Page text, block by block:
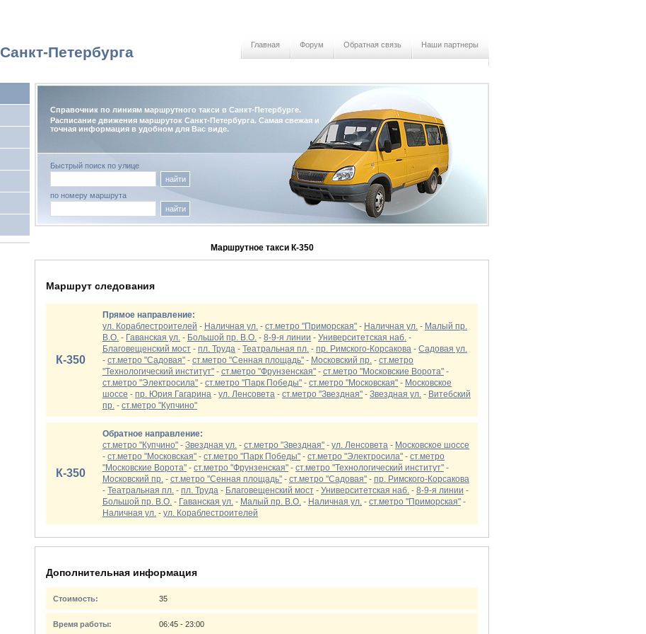
Санкт-Петербурга Главная Форум Обратная связь Наши партнеры
Справочник по линиям маршрутного такси в Санкт-Петербурге.
Расписание движения маршруток Санкт-Петербурга. Самая свежая и
точная информация в удобном для Вас виде.
Быстрый поиск по улице
найти
по номеру маршрута
найти
Маршрутное такси К-350
Маршрут следования
К-350
Прямое направление:
ул. Кораблестроителей - Наличная ул. - ст.метро "Приморская" - Наличная ул. - Малый пр.
В.О. - Гаванская ул. - Большой пр. В.О. - 8-9-я линии - Университетская наб. -
Благовещенский мост - пл. Труда - Театральная пл. - пр. Римского-Корсакова - Садовая ул.
- ст.метро "Садовая" - ст.метро "Сенная площадь" - Московский пр. - ст.метро
"Технологический институт" - ст.метро "Фрунзенская" - ст.метро "Московские Ворота" -
ст.метро "Электросила" - ст.метро "Парк Победы" - ст.метро "Московская" - Московское
шоссе - пр. Юрия Гагарина - ул. Ленсовета - ст.метро "Звездная" - Звездная ул. - Витебский
пр. - ст.метро "Купчино"
К-350
Обратное направление:
ст.метро "Купчино" - Звездная ул. - ст.метро "Звездная" - ул. Ленсовета - Московское шоссе
- ст.метро "Московская" - ст.метро "Парк Победы" - ст.метро "Электросила" - ст.метро
"Московские Ворота" - ст.метро "Фрунзенская" - ст.метро "Технологический институт" -
Московский пр. - ст.метро "Сенная площадь" - ст.метро "Садовая" - пр. Римского-Корсакова
- Театральная пл. - пл. Труда - Благовещенский мост - Университетская наб. - 8-9-я линии -
Большой пр. В.О. - Гаванская ул. - Малый пр. В.О. - Наличная ул. - ст.метро "Приморская" -
Наличная ул. - ул. Кораблестроителей
Дополнительная информация
Стоимость: 35
Время работы: 06:45 - 23:00